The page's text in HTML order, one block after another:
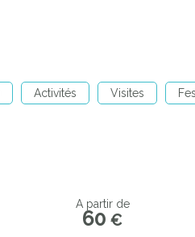
Activités Visites
A partir de
60 €